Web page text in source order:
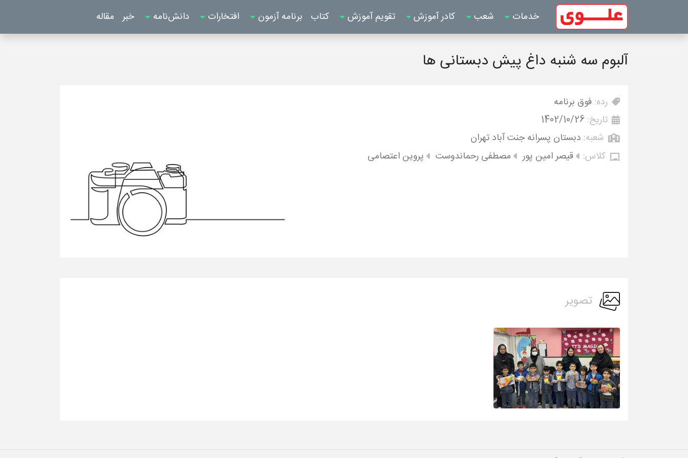
خدمات شعب کادر آموزش تقویم آموزش کتاب برنامه آزمون افتخارات دانش‌نامه خبر مقاله
آلبوم سه شنبه داغ پیش دبستانی ها
رده: فوق برنامه
تاریخ: 1402/10/26
شعبه: دبستان پسرانه جنت آباد تهران
کلاس:
قیصر امین پور مصطفی رحماندوست پروین اعتصامی
تصویر